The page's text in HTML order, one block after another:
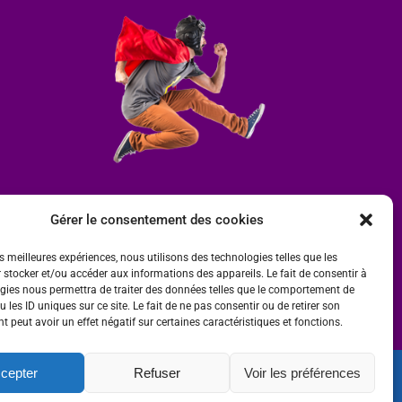
Gérer le consentement des cookies
meilleures expériences, nous utilisons des technologies telles que les
stocker et/ou accéder aux informations des appareils. Le fait de consentir à
nous permettra de traiter des données telles que le comportement de
les ID uniques sur ce site. Le fait de ne pas consentir ou de retirer son
peut avoir un effet négatif sur certaines caractéristiques et fonctions.
Refuser Voir les préférences
parOmbre et Matière - Photographe